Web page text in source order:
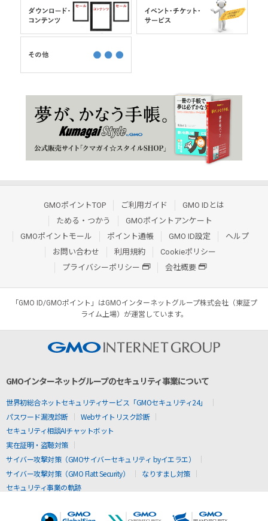
GMOポイントTOP ご利用ガイド
GMO IDとは
ためる・つかう
GMOポイントアンケート
GMOポイントモール
ポイント通帳 GMO ID設定
ヘルプ
お問い合わせ
利用規約
Cookieポリシー
プライバシーポリシー
会社概要
「GMO ID/GMOポイント」はGMOインターネットグループ株式会社（東証プ
ライム上場）が運営しています。
GMOインターネットグループのセキュリティ事業について
世界初総合ネットセキュリティサービス「GMOセキュリティ24」
パスワード漏洩診断
Webサイトリスク診断
セキュリティ相談AIチャットボット
実在証明・盗聴対策
サイバー攻撃対策（GMOサイバーセキュリティ byイエラエ）
サイバー攻撃対策（GMO Flatt Security）
なりすまし対策
セキュリティ事業の軌跡